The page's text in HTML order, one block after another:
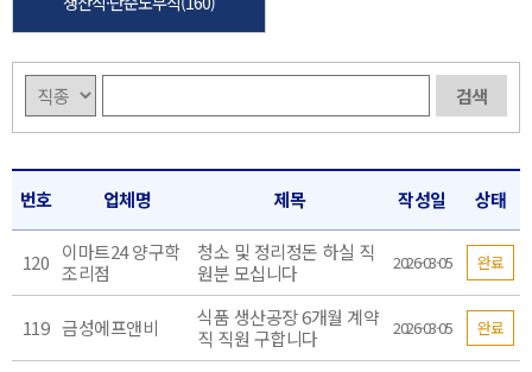
번호 업체명 제목 작성일 상태
120 이마트24 양구학
조리점
청소 및 정리정돈 하실 직
원분 모십니다
2026-03-05 완료
119 금성에프앤비
식품 생산공장 6개월 계약
직 직원 구합니다
2026-03-05 완료